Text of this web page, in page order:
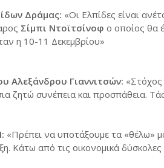
Δράμας: «Οι Ελπίδες είναι
Σίμπι Ντοϊτσίνοφ ο οποίος θα
η 10-11 Δεκεμβρίου»
Αλεξάνδρου Γιαννιτσών:
ζητώ συνέπεια και προσπάθεια.
«Πρέπει να υποτάξουμε τα «θέλω»
Κάτω από τις οικονομικά